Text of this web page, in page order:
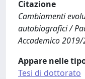
Citazione
Cambiamenti
autobiografici /
Accademico
Appare nelle
Tesi di dottorato